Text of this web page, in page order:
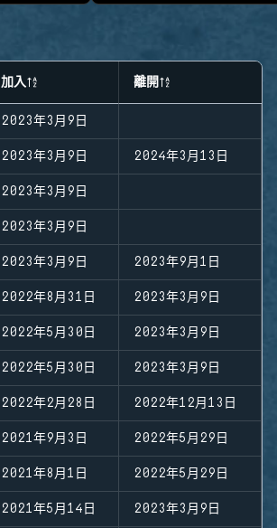
加入 離開
2023年3月9日
2023年3月9日 2024年3月13日
2023年3月9日
2023年3月9日
2023年3月9日 2023年9月1日
2022年8月31日 2023年3月9日
2022年5月30日 2023年3月9日
2022年5月30日 2023年3月9日
2022年2月28日 2022年12月13日
2021年9月3日 2022年5月29日
2021年8月1日 2022年5月29日
2021年5月14日 2023年3月9日